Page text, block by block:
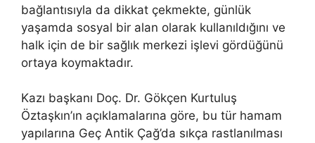
bağlantısıyla da dikkat çekmekte, günlük
yaşamda sosyal bir alan olarak kullanıldığını ve
halk için de bir sağlık merkezi işlevi gördüğünü
ortaya koymaktadır.
Kazı başkanı Doç. Dr. Gökçen Kurtuluş
Öztaşkın’ın açıklamalarına göre, bu tür hamam
yapılarına Geç Antik Çağ’da sıkça rastlanılması